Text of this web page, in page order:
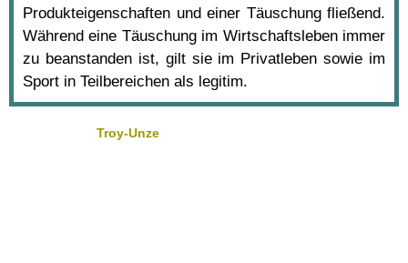
Produkteigenschaften und einer Täuschung fließend.
Während eine Täuschung im Wirtschaftsleben immer
zu beanstanden ist, gilt sie im Privatleben sowie im
Sport in Teilbereichen als legitim.
Troy-Unze